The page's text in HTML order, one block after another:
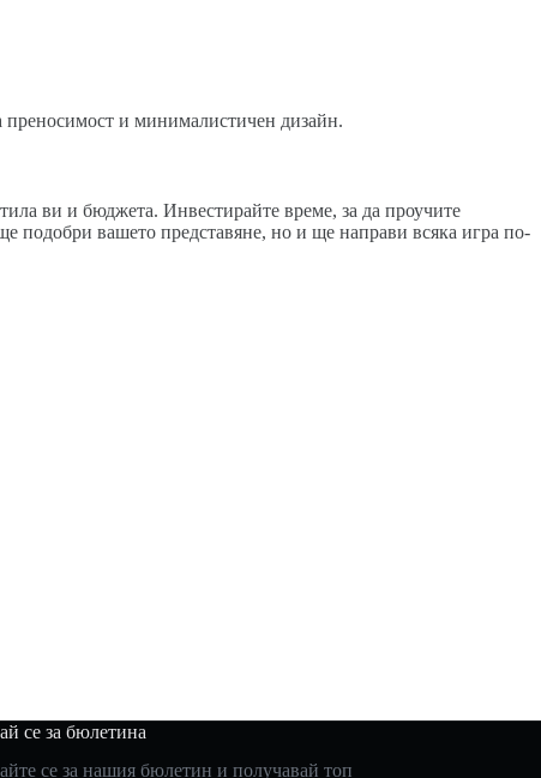
и минималистичен дизайн.
ви и бюджета. Инвестирайте време, за да проучите
подобри вашето представяне, но и ще направи всяка игра по-
се за бюлетина
се за нашия бюлетин и получавай топ